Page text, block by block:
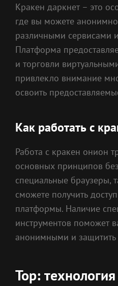
Кракен даркнет – это
где вы можете
различными сервисами
Платформа
и торговли
привлекло внимание
освоить
Как работать с
Работа с кракен онион
основных принципов
специальные браузеры,
сможете получить
платформы. Наличие
инструментов поможет
анонимными и защитить
Тор: